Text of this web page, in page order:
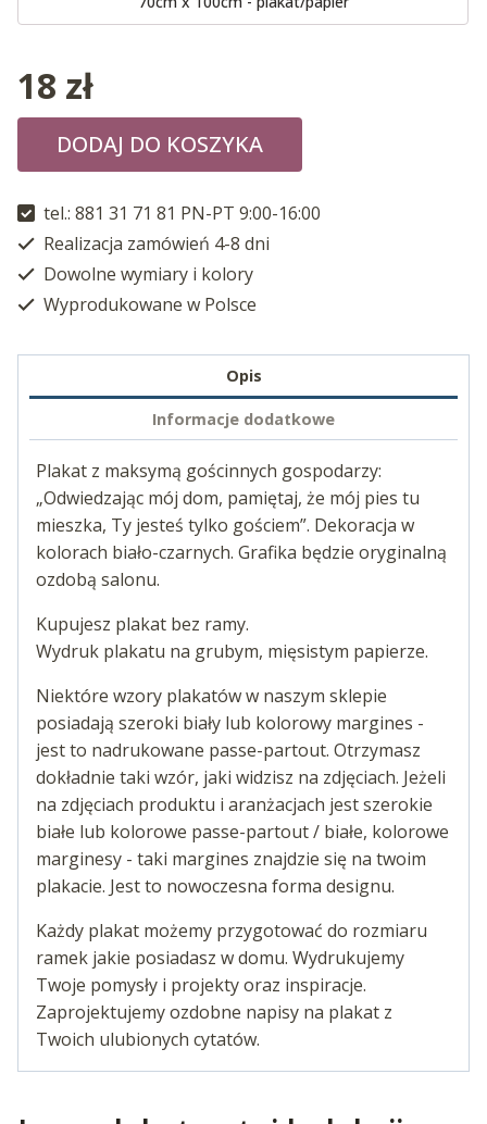
18 zł
DODAJ DO KOSZYKA
tel.: 881 31 71 81 PN-PT 9:00-16:00
Realizacja zamówień 4-8 dni
Dowolne wymiary i kolory
Wyprodukowane w Polsce
Opis
Informacje dodatkowe
Plakat z maksymą gościnnych gospodarzy:
„Odwiedzając mój dom, pamiętaj, że mój pies tu
mieszka, Ty jesteś tylko gościem”. Dekoracja w
kolorach biało-czarnych. Grafika będzie oryginalną
ozdobą salonu.
Kupujesz plakat bez ramy.
Wydruk plakatu na grubym, mięsistym papierze.
Niektóre wzory plakatów w naszym sklepie
posiadają szeroki biały lub kolorowy margines -
jest to nadrukowane passe-partout. Otrzymasz
dokładnie taki wzór, jaki widzisz na zdjęciach. Jeżeli
na zdjęciach produktu i aranżacjach jest szerokie
białe lub kolorowe passe-partout / białe, kolorowe
marginesy - taki margines znajdzie się na twoim
plakacie. Jest to nowoczesna forma designu.
Każdy plakat możemy przygotować do rozmiaru
ramek jakie posiadasz w domu. Wydrukujemy
Twoje pomysły i projekty oraz inspiracje.
Zaprojektujemy ozdobne napisy na plakat z
Twoich ulubionych cytatów.